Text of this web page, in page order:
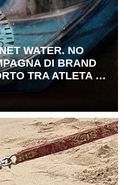
WATER. NO
DI BRAND
TRA ATLETA E